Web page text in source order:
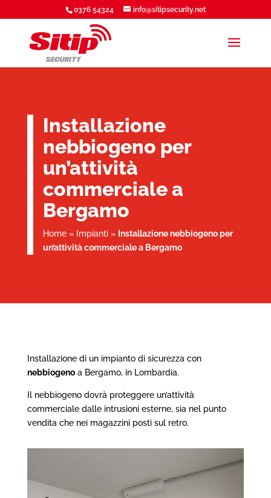
0376 54324 info@sitipsecurity.net
Installazione
nebbiogeno per
un’attività
commerciale a
Bergamo
Home» Impianti» Installazione nebbiogeno per
un’attività commerciale a Bergamo
Installazione di un impianto di sicurezza con
nebbiogenoa Bergamo, in Lombardia.
Il nebbiogeno dovrà proteggere un’attività
commerciale dalle intrusioni esterne, sia nel punto
vendita che nei magazzini posti sul retro.